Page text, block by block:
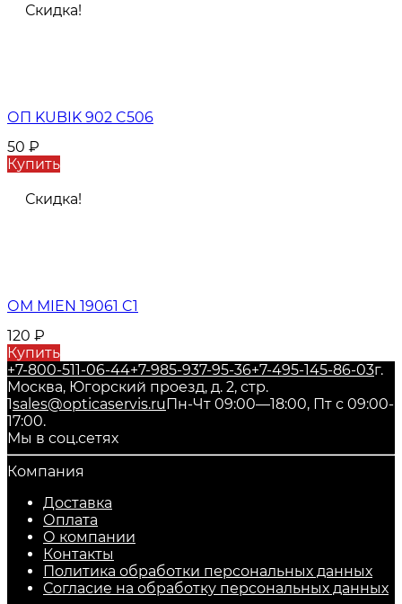
Скидка!
ОП KUBIK 902 C506
50 ₽
Купить
Скидка!
ОМ MIEN 19061 C1
120 ₽
Купить
+7-800-511-06-44+7-985-937-95-36+7-495-145-86-03г.
Москва, Югорский проезд, д. 2, стр.
1sales@opticaservis.ruПн-Чт 09:00—18:00, Пт с 09:00-
17:00.
Мы в соц.сетях
Компания
Доставка
Оплата
О компании
Контакты
Политика обработки персональных данных
Согласие на обработку персональных данных